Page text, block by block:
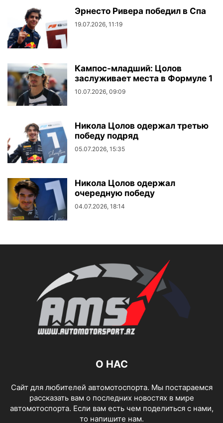
Эрнесто Ривера победил в Спа
19.07.2026, 11:19
Кампос-младший: Цолов
заслуживает места в Формуле 1
10.07.2026, 09:09
Никола Цолов одержал третью
победу подряд
05.07.2026, 15:35
Никола Цолов одержал
очередную победу
04.07.2026, 18:14
О НАС
Сайт для любителей автомотоспорта. Мы постараемся
рассказать вам о последних новостях в мире
автомотоспорта. Если вам есть чем поделиться с нами,
то напишите нам.